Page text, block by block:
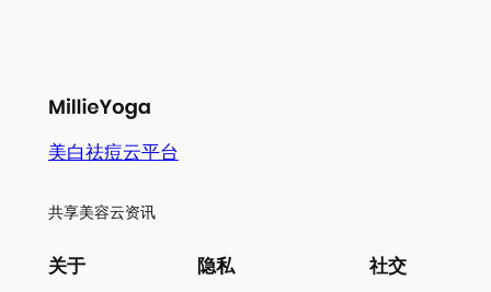
美白祛痘云平台
共享美容云资讯
关于 隐私 社交